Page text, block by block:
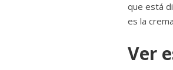
que está
es la
Ver